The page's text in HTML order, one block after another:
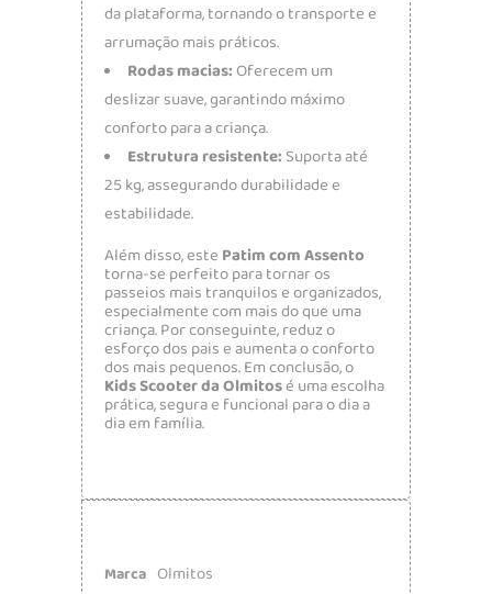
da plataforma, tornando o transporte e
arrumação mais práticos.
Rodas macias: Oferecem um
deslizar suave, garantindo máximo
conforto para a criança.
Estrutura resistente: Suporta até
25 kg, assegurando durabilidade e
estabilidade.
Além disso, este Patim com Assento
torna-se perfeito para tornar os
passeios mais tranquilos e organizados,
especialmente com mais do que uma
criança. Por conseguinte, reduz o
esforço dos pais e aumenta o conforto
dos mais pequenos. Em conclusão, o
Kids Scooter da Olmitosé uma escolha
prática, segura e funcional para o dia a
dia em família.
Marca Olmitos